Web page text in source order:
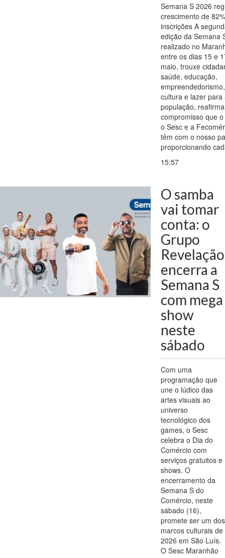
Semana S 2026
crescimento de
inscrições A
edição da Semana
realizado no
entre os dias 15 e
maio, trouxe
saúde, educação,
empreendedorismo,
cultura e lazer para
população,
compromisso que
o Sesc e a
têm com o nosso
proporcionando
15:57
O samba
vai tomar
conta: o
Grupo
Revelação
encerra a
Semana S
com mega
show
neste
sábado
Com uma
programação que
une o lúdico das
artes visuais ao
universo
tecnológico dos
games, o Sesc
celebra o Dia do
Comércio com
serviços gratuitos e
shows. O
encerramento da
Semana S do
Comércio, neste
sábado (16),
promete ser um dos
marcos culturais de
2026 em São Luís.
O Sesc Maranhão